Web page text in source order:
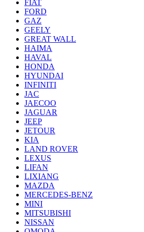
FIAT
FORD
GAZ
GEELY
GREAT WALL
HAIMA
HAVAL
HONDA
HYUNDAI
INFINITI
JAC
JAECOO
JAGUAR
JEEP
JETOUR
KIA
LAND ROVER
LEXUS
LIFAN
LIXIANG
MAZDA
MERCEDES-BENZ
MINI
MITSUBISHI
NISSAN